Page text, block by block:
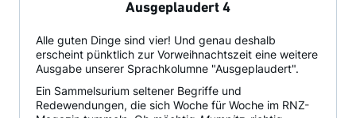
Ausgeplaudert 4
Alle guten Dinge sind vier! Und genau deshalb
erscheint pünktlich zur Vorweihnachtszeit eine weitere
Ausgabe unserer Sprachkolumne "Ausgeplaudert".
Ein Sammelsurium seltener Begriffe und
Redewendungen, die sich Woche für Woche im RNZ-